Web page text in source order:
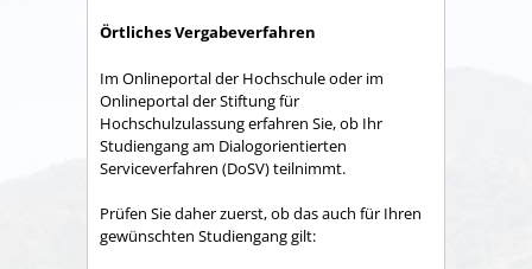
Örtliches Vergabeverfahren
Im Onlineportal der Hochschule oder im
Onlineportal der Stiftung für
Hochschulzulassung erfahren Sie, ob Ihr
Studiengang am Dialogorientierten
Serviceverfahren (DoSV) teilnimmt.
Prüfen Sie daher zuerst, ob das auch für Ihren
gewünschten Studiengang gilt: